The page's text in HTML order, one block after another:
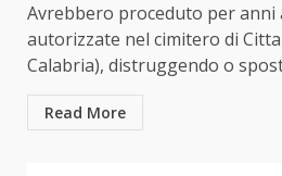
Avrebbero proceduto per anni
autorizzate nel cimitero di
Calabria), distruggendo o
Read More